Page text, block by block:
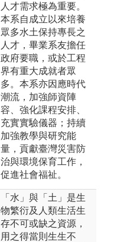
人才需求極為重要。
本系自成立以來培養
眾多水土保持專長之
人才，畢業系友擔任
政府要職，或於工程
界有重大成就者眾
多。本系亦因應時代
潮流，加強師資陣
容、強化課程安排、
充實實驗儀器；持續
加強教學與研究能
量，貢獻臺灣災害防
治與環境保育工作，
促進社會福祉。
「水」與「土」是生
物繁衍及人類生活生
存不可或缺之資源，
用之得當則生生不